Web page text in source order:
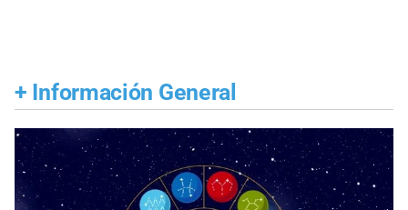
+ Información General